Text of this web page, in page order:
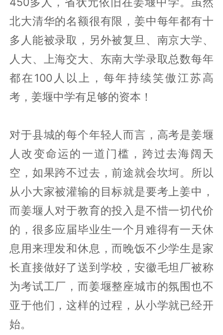
考难度系数中最高，毋庸置疑，比如令诸
多考生闻风丧胆的葛军，就曾是2004、
2007、2008、2010江苏高考试卷的命题
人，即便如此，姜堰中学2004年省高考，
全省前1000名36人，泰州市前10名3人，
在籍生本科达线610多人，其中重点本科
北大清华的名额很有限，姜中每年都有十
多人能被录取，另外被复旦、南京大学、
人大、上海交大、东南大学录取总数每年
都在100人以上，每年持续笑傲江苏高
考，姜堰中学有足够的资本！
对于县城的每个年轻人而言，高考是姜堰
人改变命运的一道门槛，跨过去海阔天
空，如果跨不过去，前途就会坎坷。所以
从小大家被灌输的目标就是要考上姜中，
而姜堰人对于教育的投入是不惜一切代价